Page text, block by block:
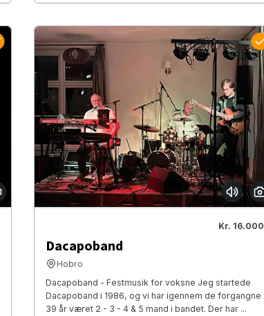
Kr. 16.000
Dacapoband
Hobro
Dacapoband - Festmusik for voksne Jeg startede
Dacapoband i 1986, og vi har igennem de forgangne
39 år været 2 - 3 - 4 & 5 mand i bandet. Der har ...